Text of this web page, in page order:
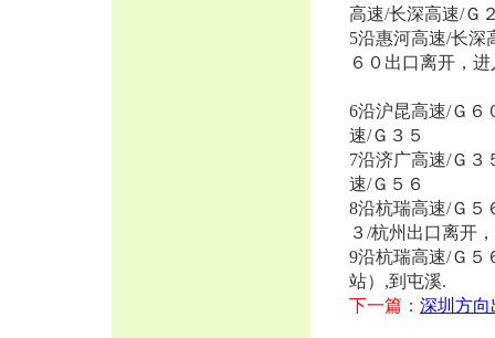
高速/长深高速/Ｇ
5沿惠河高速/长深
６０出口离开，
6沿沪昆高速/Ｇ６
速/Ｇ３５
7沿济广高速/Ｇ３
速/Ｇ５６
8沿杭瑞高速/Ｇ５
３/杭州出口离开
9沿杭瑞高速/Ｇ５
站）,到屯溪.
下一篇： 深圳方向